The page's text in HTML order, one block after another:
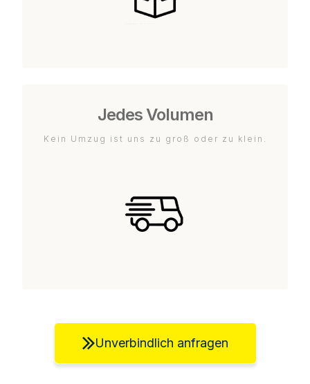
Jedes Volumen
Kein Umzug ist uns zu groß oder zu klein.
Unverbindlich anfragen